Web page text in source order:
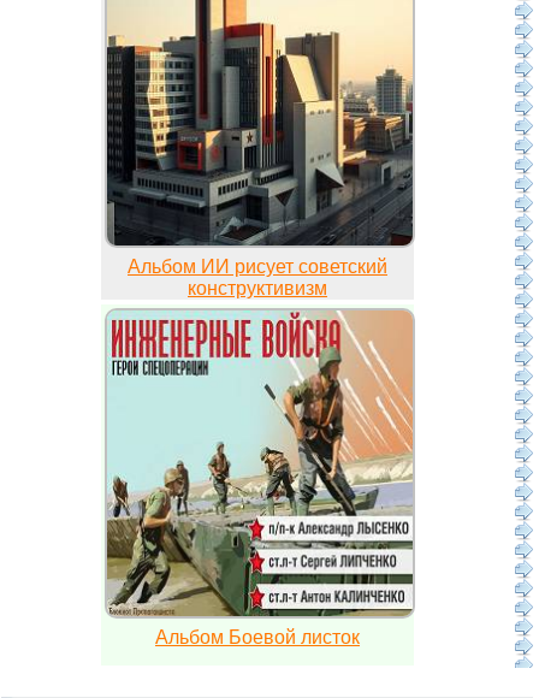
Альбом ИИ рисует советский
конструктивизм
Альбом Боевой листок